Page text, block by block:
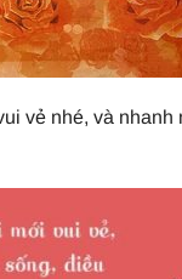
vẻ nhé, và nhanh